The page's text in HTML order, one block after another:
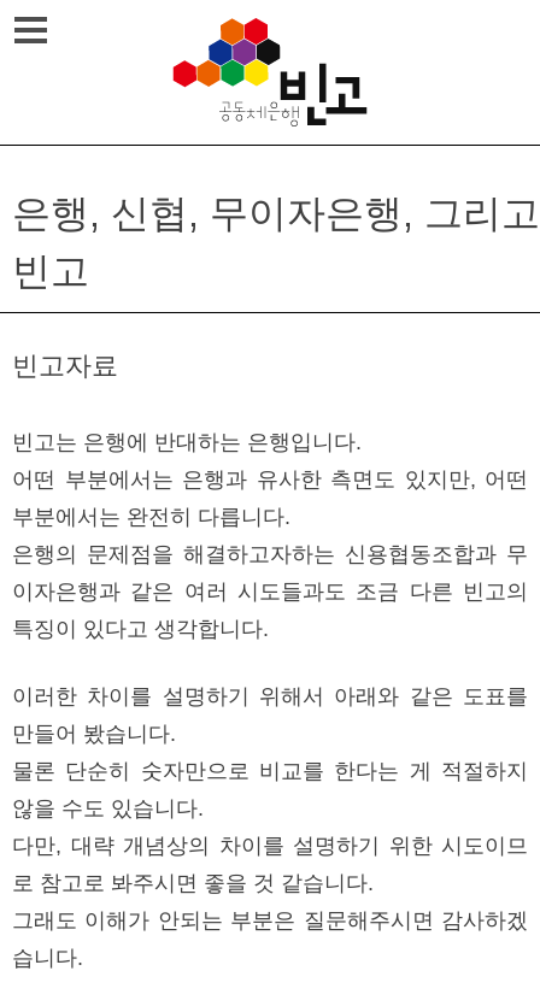
Skip
to
은행, 신협, 무이자은행, 그리고
빈고
빈고자료
빈고는 은행에 반대하는 은행입니다.
어떤 부분에서는 은행과 유사한 측면도 있지만, 어떤
부분에서는 완전히 다릅니다.
은행의 문제점을 해결하고자하는 신용협동조합과 무
이자은행과 같은 여러 시도들과도 조금 다른 빈고의
특징이 있다고 생각합니다.
이러한 차이를 설명하기 위해서 아래와 같은 도표를
만들어 봤습니다.
물론 단순히 숫자만으로 비교를 한다는 게 적절하지
않을 수도 있습니다.
다만, 대략 개념상의 차이를 설명하기 위한 시도이므
로 참고로 봐주시면 좋을 것 같습니다.
그래도 이해가 안되는 부분은 질문해주시면 감사하겠
습니다.